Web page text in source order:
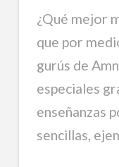
¿Qué mejor
que por
gurús de
especiales
enseñanzas
sencillas,